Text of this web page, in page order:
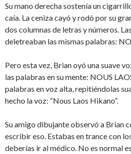
Su mano derecha sostenía un
caía. La ceniza cayó y rodó por su
dos columnas de letras y números.
deletreaban las mismas palabras:
Pero esta vez, Brian oyó una suave
las palabras en su mente: NOUS
palabras en voz alta, repitiéndolas
hecho la voz: “Nous Laos Hikano”.
Su amigo dibujante observó a Brian
escribir eso. Estabas en trance con
deberías ir al médico. No es normal